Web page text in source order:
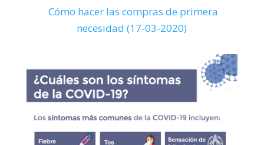
Cómo hacer las compras de primera
necesidad (17-03-2020)